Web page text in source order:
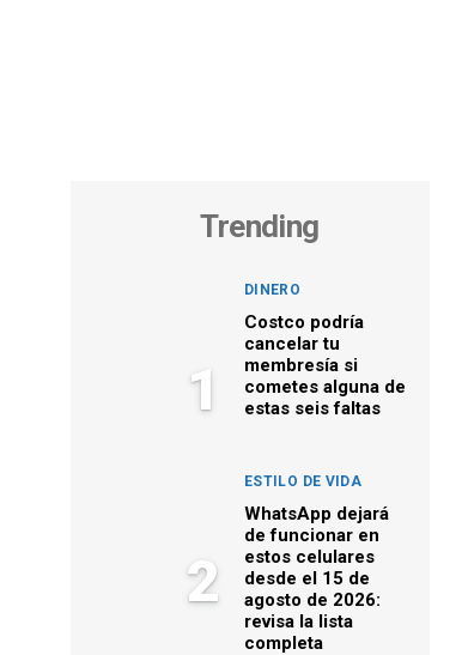
Trending
1
DINERO
Costco podría
cancelar tu
membresía si
cometes alguna de
estas seis faltas
2
ESTILO DE VIDA
WhatsApp dejará
de funcionar en
estos celulares
desde el 15 de
agosto de 2026:
revisa la lista
completa